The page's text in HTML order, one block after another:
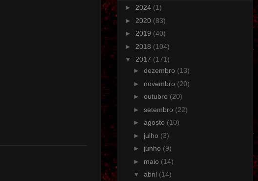
► 2024 (1)
► 2020 (83)
► 2019 (40)
► 2018 (104)
▼ 2017 (171)
► dezembro (13)
► novembro (20)
► outubro (20)
► setembro (22)
► agosto (10)
► julho (3)
► junho (9)
► maio (14)
▼ abril (14)